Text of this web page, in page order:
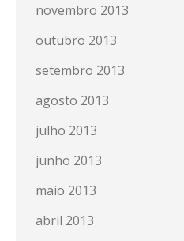
novembro 2013
outubro 2013
setembro 2013
agosto 2013
julho 2013
junho 2013
maio 2013
abril 2013